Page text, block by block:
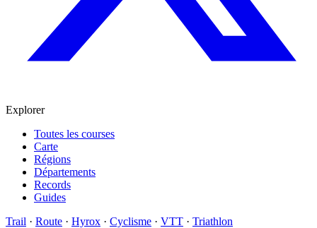
Explorer
Toutes les courses
Carte
Régions
Départements
Records
Guides
Trail · Route · Hyrox · Cyclisme · VTT · Triathlon